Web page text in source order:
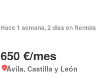
Hace 1 semana, 2 días en Rentola
650 €/mes
Ávila, Castilla y León